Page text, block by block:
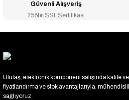
Güvenli Alışveriş
256bit SSL Sertifikası
Ulutaş, elektronik komponent satışında kalite
fiyatlandırma ve stok avantajlarıyla,
sağlıyoruz.